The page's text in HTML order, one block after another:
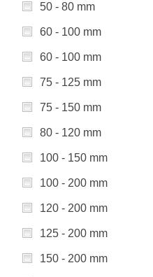
50 - 80 mm
60 - 100 mm
60 - 100 mm
75 - 125 mm
75 - 150 mm
80 - 120 mm
100 - 150 mm
100 - 200 mm
120 - 200 mm
125 - 200 mm
150 - 200 mm